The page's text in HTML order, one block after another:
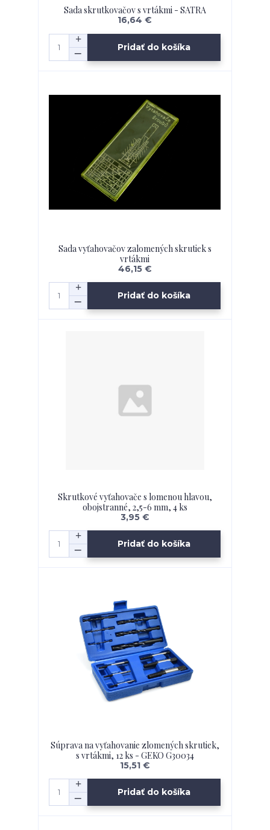
Sada skrutkovačov s vrtákmi - SATRA
16,64 €
Pridať do košíka
Sada vyťahovačov zalomených skrutiek s
vrtákmi
46,15 €
Pridať do košíka
Skrutkové vyťahovače s lomenou hlavou,
obojstranné, 2,5-6 mm, 4 ks
3,95 €
Pridať do košíka
Súprava na vyťahovanie zlomených skrutiek,
s vrtákmi, 12 ks - GEKO G30034
15,51 €
Pridať do košíka